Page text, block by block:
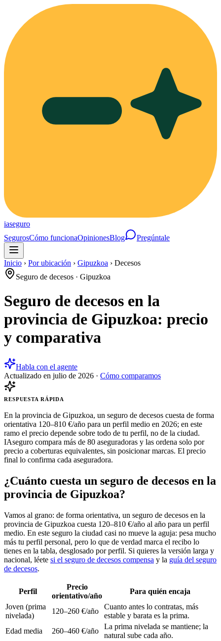
iaseguro
SegurosCómo funcionaOpinionesBlog Pregúntale
Inicio › Por ubicación › Gipuzkoa › Decesos
Seguro de decesos · Gipuzkoa
Seguro de decesos en la
provincia de Gipuzkoa: precio
y comparativa
Habla con el agente
Actualizado en julio de 2026 · Cómo comparamos
RESPUESTA RÁPIDA
En la provincia de Gipuzkoa, un seguro de decesos cuesta de forma
orientativa 120–810 €/año para un perfil medio en 2026; en este
ramo el precio depende sobre todo de tu perfil, no de la ciudad.
IAseguro compara más de 80 aseguradoras y las ordena solo por
precio a coberturas equivalentes, sin posicionar marcas. El precio
final lo confirma cada aseguradora.
¿Cuánto cuesta un seguro de decesos en la
provincia de Gipuzkoa?
Vamos al grano: de forma orientativa, un seguro de decesos en la
provincia de Gipuzkoa cuesta 120–810 €/año al año para un perfil
medio. En este seguro la ciudad casi no mueve la aguja: pesa mucho
más tu perfil personal, pero lo que de verdad marca el recibo lo
tienes en la tabla, desglosado por perfil. Si quieres la versión larga y
nacional, léete si el seguro de decesos compensa y la guía del seguro
de decesos.
Perfil
Precio
orientativo/año
Para quién encaja
Joven (prima
nivelada)
120–260 €/año
Cuanto antes lo contratas, más
estable y barata es la prima.
Edad media
260–460 €/año
La prima nivelada se mantiene; la
natural sube cada año.